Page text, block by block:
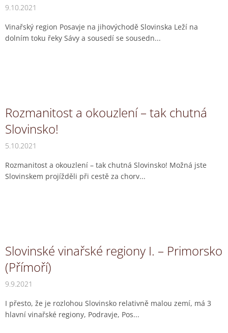
9.10.2021
Vinařský region Posavje na jihovýchodě Slovinska Leží na
dolním toku řeky Sávy a sousedí se sousedn...
Rozmanitost a okouzlení – tak chutná
Slovinsko!
5.10.2021
Rozmanitost a okouzlení – tak chutná Slovinsko! Možná jste
Slovinskem projížděli při cestě za chorv...
Slovinské vinařské regiony I. – Primorsko
(Přímoří)
9.9.2021
I přesto, že je rozlohou Slovinsko relativně malou zemí, má 3
hlavní vinařské regiony, Podravje, Pos...